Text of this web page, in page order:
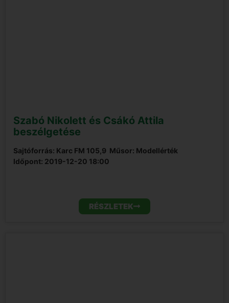
Szabó Nikolett és Csákó Attila
beszélgetése
Sajtóforrás: Karc FM 105,9 Műsor: Modellérték
Időpont: 2019-12-20 18:00
RÉSZLETEK